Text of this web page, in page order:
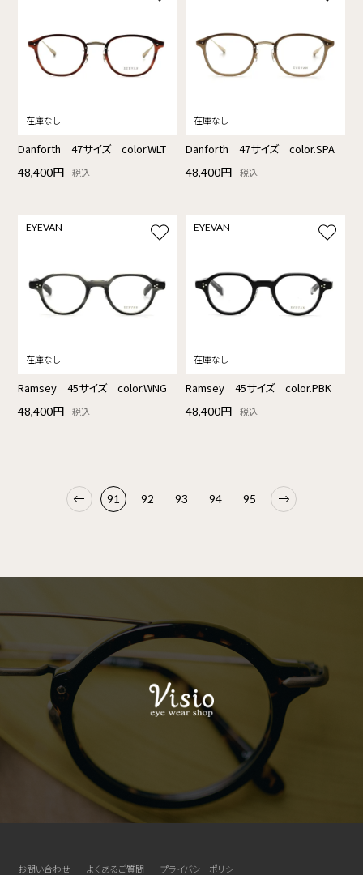
Danforth 47サイズ color.WLT
48,400円 税込
Danforth 47サイズ color.SPA
48,400円 税込
EYEVAN
Ramsey 45サイズ color.WNG
48,400円 税込
EYEVAN
Ramsey 45サイズ color.PBK
48,400円 税込
91 92 93 94 95
お問い合わせ よくあるご質問 プライバシーポリシー